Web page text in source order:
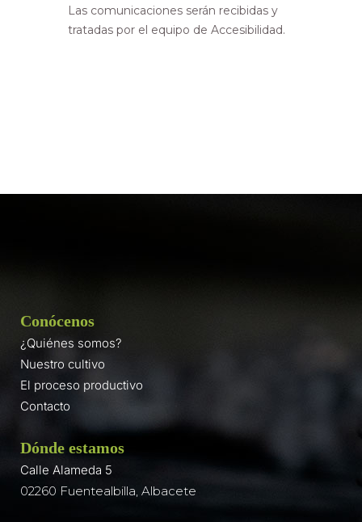
Las comunicaciones serán recibidas y
tratadas por el equipo de Accesibilidad.
Conócenos
¿Quiénes somos?
Nuestro cultivo
El proceso productivo
Contacto
Dónde estamos
Calle Alameda 5
02260 Fuentealbilla, Albacete